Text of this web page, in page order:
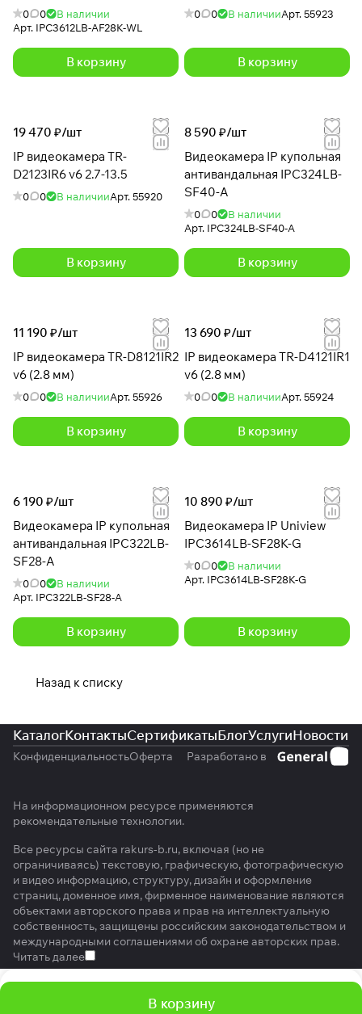
0 0
В наличии
Арт. IPC3612LB-AF28K-WL
В корзину
0 0 В наличииАрт.55923
В корзину
19 470 ₽/шт
IP видеокамера TR-
D2123IR6 v6 2.7-13.5
0 0 В наличииАрт.55920
В корзину
8 590 ₽/шт
Видеокамера IP купольная
антивандальная IPC324LB-
SF40-A
0 0
В наличии
Арт. IPC324LB-SF40-A
В корзину
11 190 ₽/шт
IP видеокамера TR-D8121IR2
v6 (2.8 мм)
0 0 В наличииАрт.55926
В корзину
13 690 ₽/шт
IP видеокамера TR-D4121IR1
v6 (2.8 мм)
0 0 В наличииАрт.55924
В корзину
6 190 ₽/шт
Видеокамера IP купольная
антивандальная IPC322LB-
SF28-A
0 0
В наличии
Арт. IPC322LB-SF28-A
В корзину
10 890 ₽/шт
Видеокамера IP Uniview
IPC3614LB-SF28K-G
0 0
В наличии
Арт. IPC3614LB-SF28K-G
В корзину
Назад к списку
В корзину
КаталогКонтактыСертификатыБлогУслугиНовости
КонфиденциальностьОферта Разработано в
На информационном ресурсе применяются
рекомендательные технологии.
Все ресурсы сайта rakurs-b.ru, включая (но не
ограничиваясь) текстовую, графическую, фотографическую
и видео информацию, структуру, дизайн и оформление
страниц, доменное имя, фирменное наименование являются
объектами авторского права и прав на интеллектуальную
собственность, защищены российским законодательством и
международными соглашениями об охране авторских прав.
Читать далее